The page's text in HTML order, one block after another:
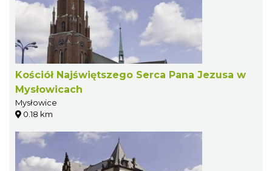
Kościół Najświętszego Serca Pana Jezusa w
Mysłowicach
Mysłowice
0.18 km